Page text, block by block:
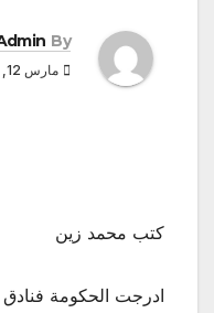
By
مارس 12, 2023
كتب محمد زين
ادرجت الحكومة